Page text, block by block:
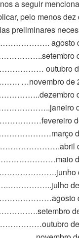
a seguir
pelo menos
preliminares
agosto
outubro de
…novembro de
de
de
de
de
de
de